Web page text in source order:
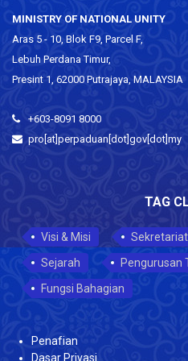
MINISTRY OF NATIONAL UNITY
Aras 5 - 10, Blok F9, Parcel F,
Lebuh Perdana Timur,
Presint 1, 62000 Putrajaya, MALAYSIA
+603-8091 8000
pro[at]perpaduan[dot]gov[dot]my
TAG
Visi & Misi
Sejarah
Pengurusan
Fungsi Bahagian
Penafian
Dasar Privasi